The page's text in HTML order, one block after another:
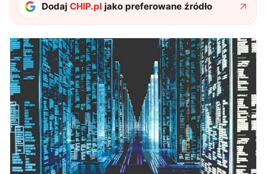
DodajCHIP.pl jako preferowane źródło